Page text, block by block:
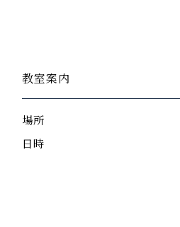
教室案内
場所
日時